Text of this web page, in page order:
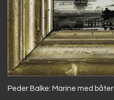
Peder Balke: Marine med båter